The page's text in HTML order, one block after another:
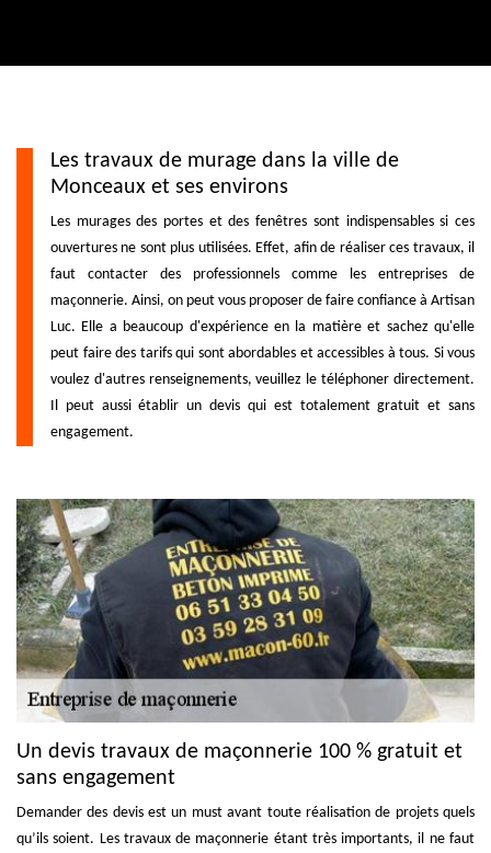
Les travaux de murage dans la ville de
Monceaux et ses environs
Les murages des portes et des fenêtres sont indispensables si ces
ouvertures ne sont plus utilisées. Effet, afin de réaliser ces travaux, il
faut contacter des professionnels comme les entreprises de
maçonnerie. Ainsi, on peut vous proposer de faire confiance à Artisan
Luc. Elle a beaucoup d'expérience en la matière et sachez qu'elle
peut faire des tarifs qui sont abordables et accessibles à tous. Si vous
voulez d'autres renseignements, veuillez le téléphoner directement.
Il peut aussi établir un devis qui est totalement gratuit et sans
engagement.
Un devis travaux de maçonnerie 100 % gratuit et
sans engagement
Demander des devis est un must avant toute réalisation de projets quels
qu’ils soient. Les travaux de maçonnerie étant très importants, il ne faut